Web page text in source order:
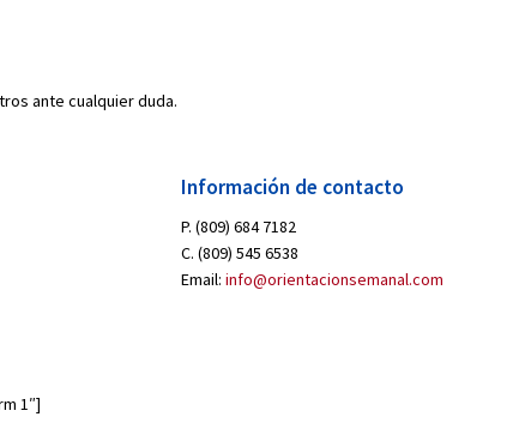
ante cualquier duda.
Información de contacto
P. (809) 684 7182
C. (809) 545 6538
Email: info@orientacionsemanal.com
1″]